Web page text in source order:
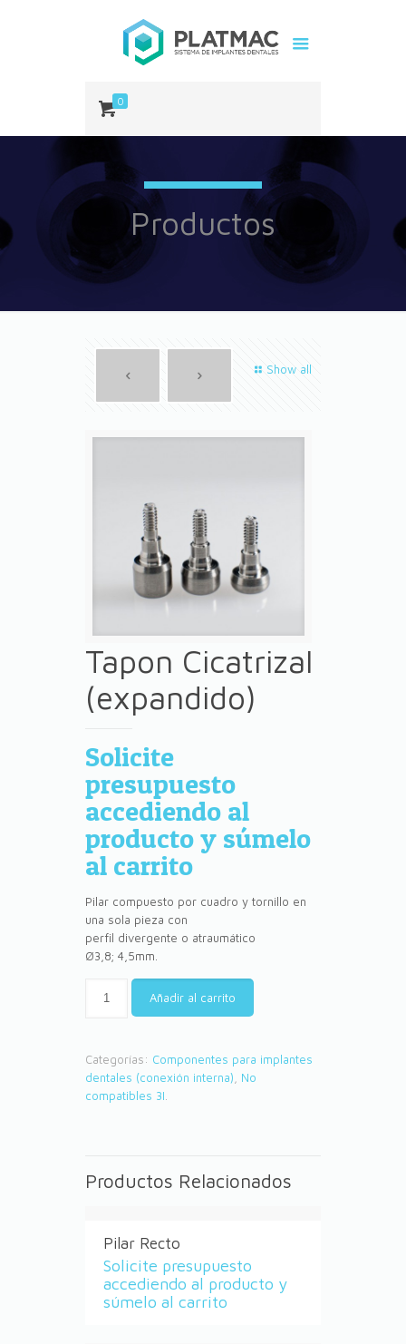
0
Productos
Show all
Tapon Cicatrizal
(expandido)
Solicite
presupuesto
accediendo al
producto y súmelo
al carrito
Pilar compuesto por cuadro y tornillo en
una sola pieza con
perfil divergente o atraumático
Ø3,8; 4,5mm.
Añadir al carrito
Categorías: Componentes para implantes
dentales (conexión interna)
No
compatibles 3I
Productos Relacionados
Pilar Recto
Solicite presupuesto
accediendo al producto y
súmelo al carrito